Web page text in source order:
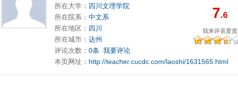
7.6
我来评喜爱度
所在大学： 四川文理学院
所在院系： 中文系
所在地区： 四川
所在城市： 达州
评论次数： 0条 我要评论
本页网址： http://teacher.cucdc.com/laoshi/1631565.html